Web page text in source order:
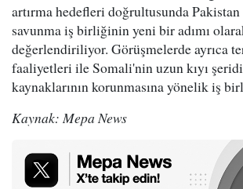
artırma hedefleri doğrultusunda
savunma iş birliğinin yeni bir adımı
değerlendiriliyor. Görüşmelerde ayrıca
faaliyetleri ile Somali'nin uzun kıyı
kaynaklarının korunmasına yönelik iş
Kaynak: Mepa News